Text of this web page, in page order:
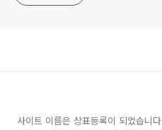
사이트 이름은 상표등록이 되었습니다